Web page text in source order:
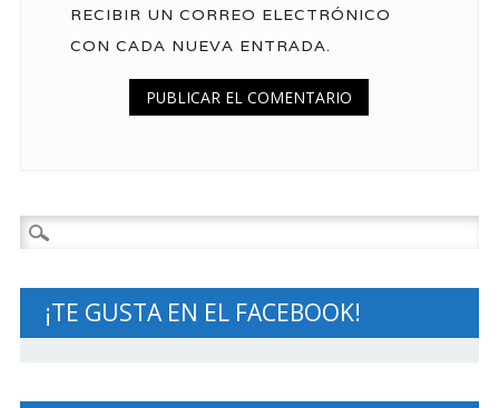
RECIBIR UN CORREO ELECTRÓNICO
CON CADA NUEVA ENTRADA.
Buscar:
¡TE GUSTA EN EL FACEBOOK!